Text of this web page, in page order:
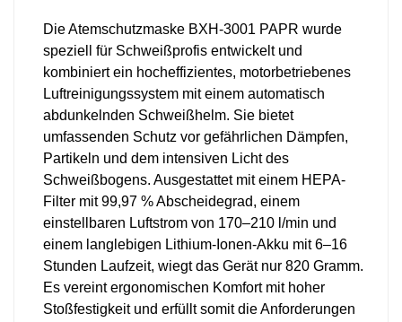
Die Atemschutzmaske BXH-3001 PAPR wurde
speziell für Schweißprofis entwickelt und
kombiniert ein hocheffizientes, motorbetriebenes
Luftreinigungssystem mit einem automatisch
abdunkelnden Schweißhelm. Sie bietet
umfassenden Schutz vor gefährlichen Dämpfen,
Partikeln und dem intensiven Licht des
Schweißbogens. Ausgestattet mit einem HEPA-
Filter mit 99,97 % Abscheidegrad, einem
einstellbaren Luftstrom von 170–210 l/min und
einem langlebigen Lithium-Ionen-Akku mit 6–16
Stunden Laufzeit, wiegt das Gerät nur 820 Gramm.
Es vereint ergonomischen Komfort mit hoher
Stoßfestigkeit und erfüllt somit die Anforderungen